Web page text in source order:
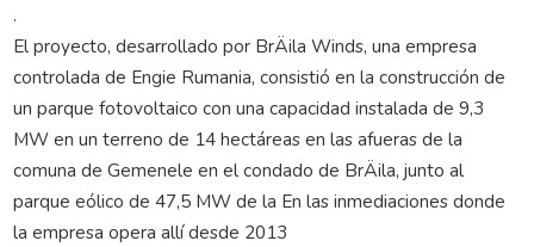
.
El proyecto, desarrollado por BrÄila Winds, una empresa
controlada de Engie Rumania, consistió en la construcción de
un parque fotovoltaico con una capacidad instalada de 9,3
MW en un terreno de 14 hectáreas en las afueras de la
comuna de Gemenele en el condado de BrÄila, junto al
parque eólico de 47,5 MW de la En las inmediaciones donde
la empresa opera allí desde 2013